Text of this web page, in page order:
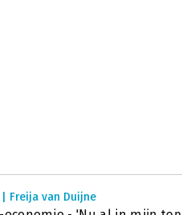
| Freija van Duijne